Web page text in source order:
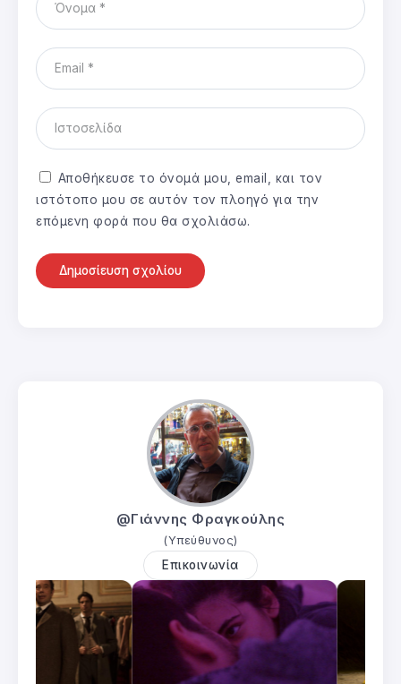
Αποθήκευσε το όνομά μου, email, και τον
ιστότοπο μου σε αυτόν τον πλοηγό για την
επόμενη φορά που θα σχολιάσω.
@Γιάννης Φραγκούλης
(Υπεύθυνος)
Επικοινωνία